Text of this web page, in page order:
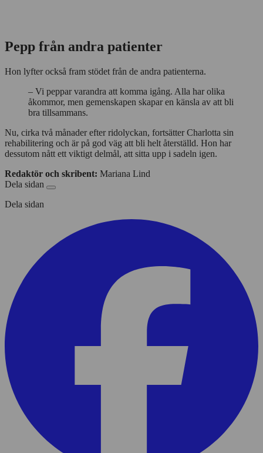
Pepp från andra patienter
Hon lyfter också fram stödet från de andra patienterna.
– Vi peppar varandra att komma igång. Alla har olika
åkommor, men gemenskapen skapar en känsla av att bli
bra tillsammans.
Nu, cirka två månader efter ridolyckan, fortsätter Charlotta sin
rehabilitering och är på god väg att bli helt återställd. Hon har
dessutom nått ett viktigt delmål, att sitta upp i sadeln igen.
Redaktör och skribent: Mariana Lind
Dela sidan
Dela sidan